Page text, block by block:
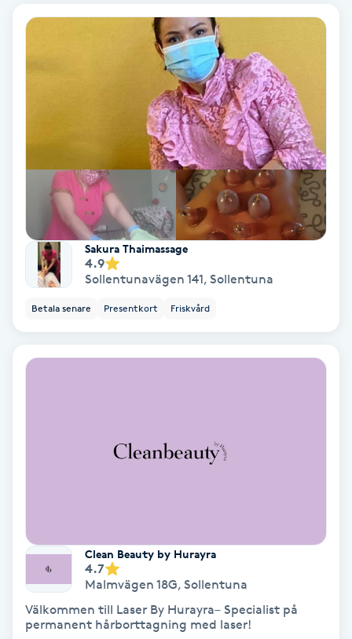
Blowout
Brynplockning
Bröllopsuppsättning
Celluliter
Dermapen
Diamantslipning
Sakura Thaimassage
4.9
Sollentunavägen 141, Sollentuna
Betala senare Presentkort Friskvård
Clean Beauty by Hurayra
4.7
Malmvägen 18G, Sollentuna
Välkommen till Laser By Hurayra– Specialist på
permanent hårborttagning med laser!